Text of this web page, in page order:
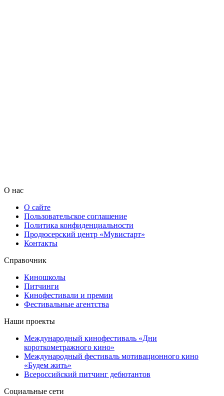
О нас
О сайте
Пользовательское соглашение
Политика конфиденциальности
Продюсерский центр «Мувистарт»
Контакты
Справочник
Киношколы
Питчинги
Кинофестивали и премии
Фестивальные агентства
Наши проекты
Международный кинофестиваль «Дни
короткометражного кино»
Международный фестиваль мотивационного кино
«Будем жить»
Всероссийский питчинг дебютантов
Социальные сети